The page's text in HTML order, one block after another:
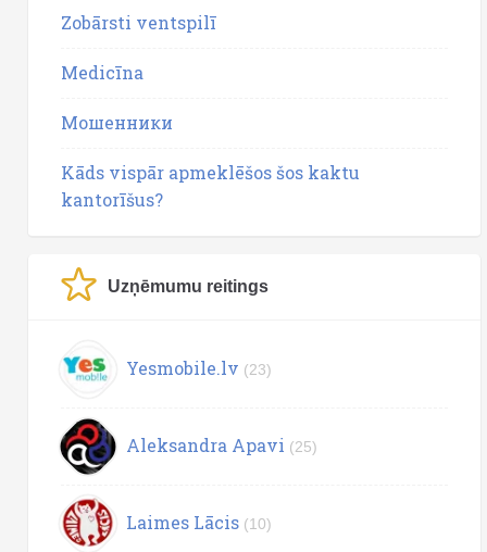
Zobārsti ventspilī
Medicīna
Мошенники
Kāds vispār apmeklēšos šos kaktu
kantorīšus?
Uzņēmumu reitings
Yesmobile.lv (23)
Aleksandra Apavi (25)
Laimes Lācis (10)